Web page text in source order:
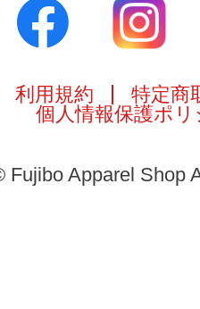
利用規約
特定商
個人情報保護ポリ
Fujibo Apparel Shop